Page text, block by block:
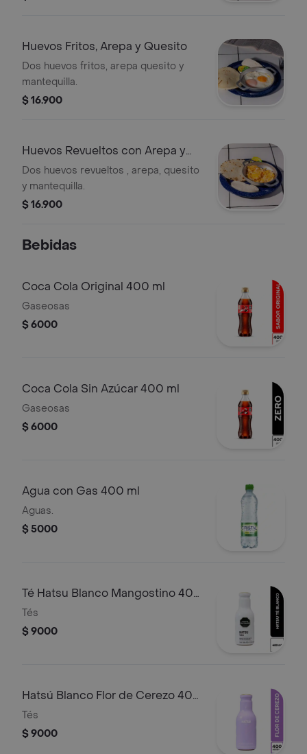
Huevos Fritos, Arepa y Quesito
Dos huevos fritos, arepa quesito y
mantequilla.
$ 16.900
Huevos Revueltos con Arepa y
Quesito
Dos huevos revueltos , arepa, quesito
y mantequilla.
$ 16.900
Bebidas
Coca Cola Original 400 ml
Gaseosas
$ 6000
Coca Cola Sin Azúcar 400 ml
Gaseosas
$ 6000
Agua con Gas 400 ml
Aguas.
$ 5000
Té Hatsu Blanco Mangostino 400
ml
Tés
$ 9000
Hatsú Blanco Flor de Cerezo 400
ml
Tés
$ 9000